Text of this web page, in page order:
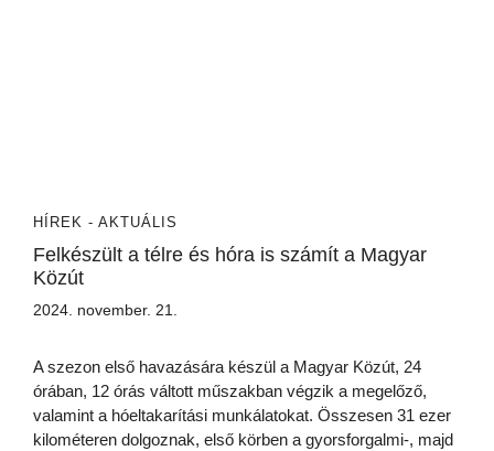
HÍREK - AKTUÁLIS
Felkészült a télre és hóra is számít a Magyar
Közút
2024. november. 21.
A szezon első havazására készül a Magyar Közút, 24
órában, 12 órás váltott műszakban végzik a megelőző,
valamint a hóeltakarítási munkálatokat. Összesen 31 ezer
kilométeren dolgoznak, első körben a gyorsforgalmi-, majd